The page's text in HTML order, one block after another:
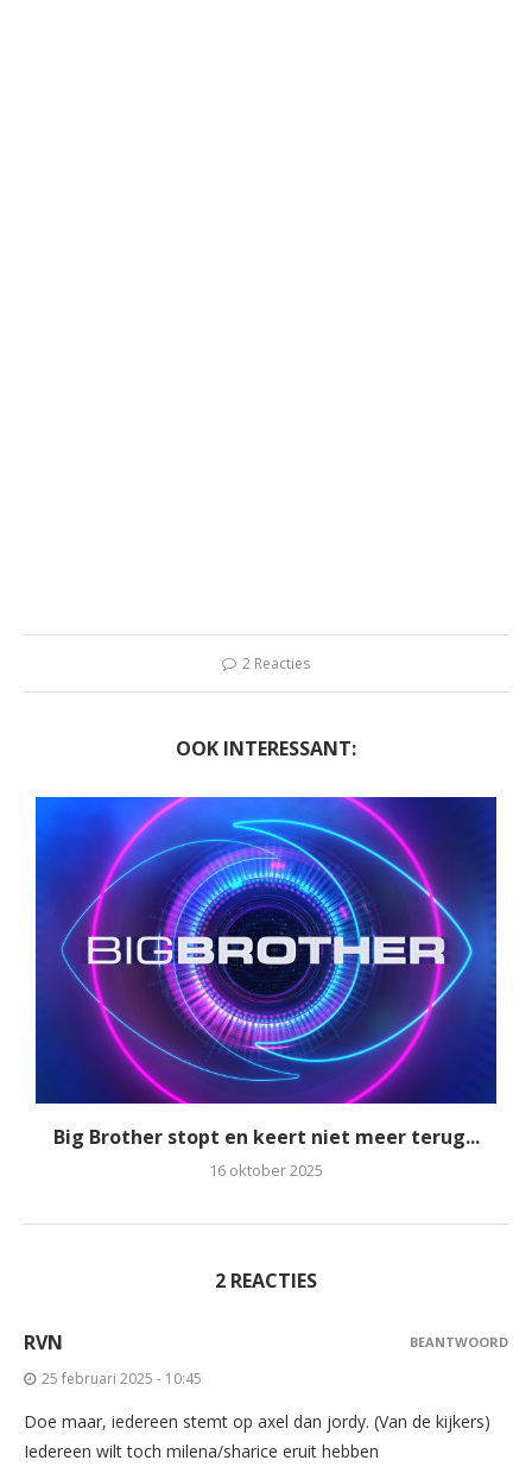
2 Reacties
OOK INTERESSANT:
Big Brother stopt en keert niet meer terug...
16 oktober 2025
2 REACTIES
RVN
25 februari 2025 - 10:45
Doe maar, iedereen stemt op axel dan jordy. (Van de kijkers)
Iedereen wilt toch milena/sharice eruit hebben
BEANTWOORD